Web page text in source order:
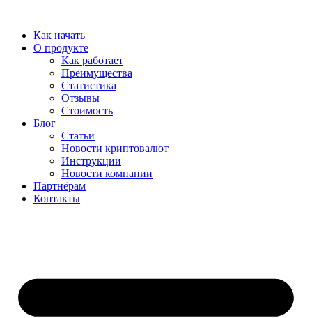
содержимому
Как начать
О продукте
Как работает
Преимущества
Статистика
Отзывы
Стоимость
Блог
Статьи
Новости криптовалют
Инструкции
Новости компании
Партнёрам
Контакты